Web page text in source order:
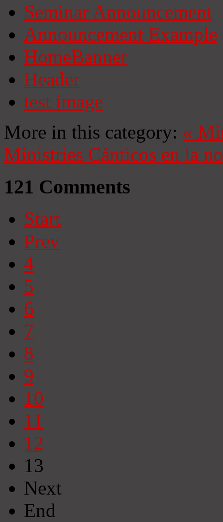
Seminar Announcement
Announcement Example
HomeBanner
Header
test image
More in this category: «
Ministries Cánticos en la
121 Comments
Start
Prev
4
5
6
7
8
9
10
11
12
13
Next
End